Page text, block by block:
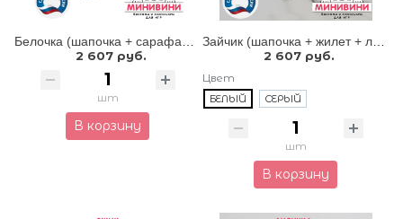
2 607 руб.
шт
В корзину
2 607 руб.
Цвет
БЕЛЫЙ СЕРЫЙ
шт
В корзину